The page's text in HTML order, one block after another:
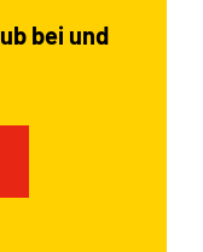
bei und